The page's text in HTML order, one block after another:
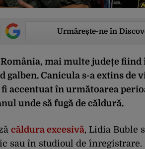
Urmărește-ne în
mai multe județe fiind
Canicula s-a extins de
accentuat în următoarea
unde să fugă de căldură.
căldura excesivă, Lidia Buble
sau în studioul de înregistrare.